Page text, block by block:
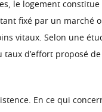
le logement
fixé par un marché
vitaux. Selon une
taux d’effort proposé
En ce qui